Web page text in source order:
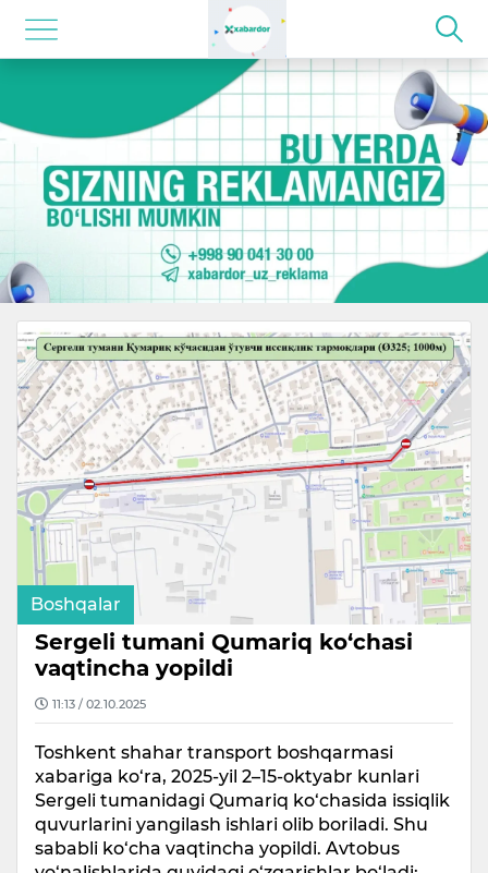
Boshqalar
Sergeli tumani Qumariq ko‘chasi
vaqtincha yopildi
11:13 / 02.10.2025
Toshkent shahar transport boshqarmasi
xabariga ko‘ra, 2025-yil 2–15-oktyabr kunlari
Sergeli tumanidagi Qumariq ko‘chasida issiqlik
quvurlarini yangilash ishlari olib boriladi. Shu
sababli ko‘cha vaqtincha yopildi. Avtobus